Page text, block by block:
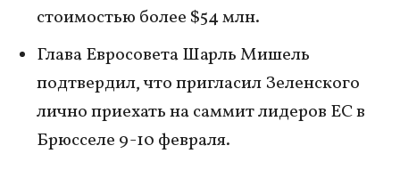
стоимостью более $54 млн.
Глава Евросовета Шарль Мишель
подтвердил, что пригласил Зеленского
лично приехать на саммит лидеров ЕС в
Брюсселе 9-10 февраля.